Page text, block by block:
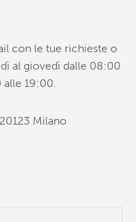
con le tue richieste o
al giovedì dalle 08:00
19:00.
Milano